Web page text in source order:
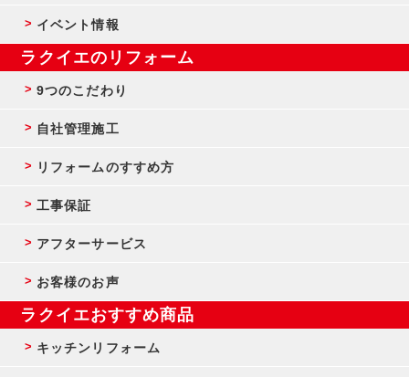
イベント情報
ラクイエのリフォーム
9つのこだわり
自社管理施工
リフォームのすすめ方
工事保証
アフターサービス
お客様のお声
ラクイエおすすめ商品
キッチンリフォーム